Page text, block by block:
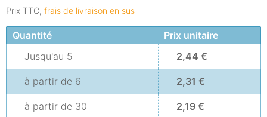
Prix TTC, frais de livraison en sus
Quantité
Prix unitaire
Jusqu'au 5 2,44 €
à partir de 6 2,31 €
à partir de 30 2,19 €